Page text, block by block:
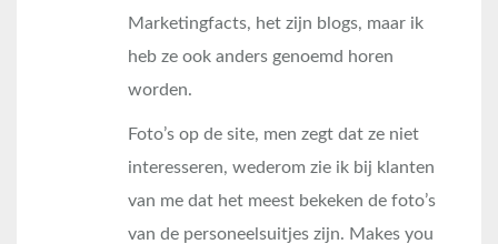
Marketingfacts, het zijn blogs, maar ik
heb ze ook anders genoemd horen
worden.
Foto’s op de site, men zegt dat ze niet
interesseren, wederom zie ik bij klanten
van me dat het meest bekeken de foto’s
van de personeelsuitjes zijn. Makes you